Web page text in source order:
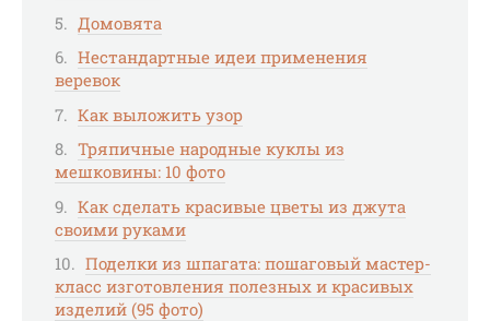
Домовята
Нестандартные идеи применения
веревок
Как выложить узор
Тряпичные народные куклы из
мешковины: 10 фото
Как сделать красивые цветы из джута
своими руками
Поделки из шпагата: пошаговый мастер-
класс изготовления полезных и красивых
изделий (95 фото)